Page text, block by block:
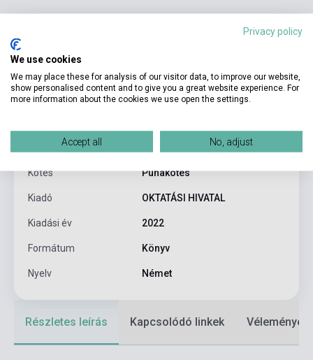
ISBN 9789633284346
Oldalszám
Kötés Puhakötés
Kiadó OKTATÁSI HIVATAL
Kiadási év 2022
Formátum Könyv
Nyelv Német
Részletes leírás Kapcsolódó linkek Vélemények
Privacy policy
We use cookies
We may place these for analysis of our visitor data, to improve our website,
show personalised content and to give you a great website experience. For
more information about the cookies we use open the settings.
Accept all No, adjust